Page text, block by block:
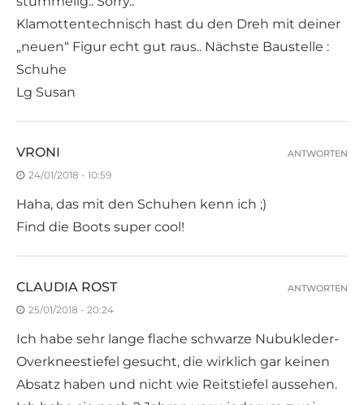
Klamottentechnisch hast du den Dreh mit deiner
„neuen“ Figur echt gut raus.. Nächste Baustelle :
Schuhe
Lg Susan
VRONI
24/01/2018 - 10:59
Haha, das mit den Schuhen kenn ich ;)
Find die Boots super cool!
ANTWORTEN
CLAUDIA ROST
25/01/2018 - 20:24
Ich habe sehr lange flache schwarze Nubukleder-
Overkneestiefel gesucht, die wirklich gar keinen
Absatz haben und nicht wie Reitstiefel aussehen.
ANTWORTEN